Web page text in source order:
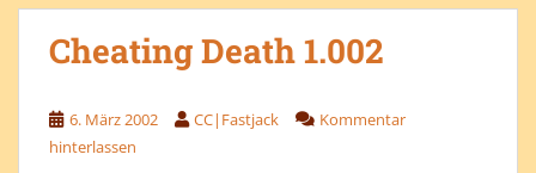
Cheating Death 1.002
6. März 2002 CC|Fastjack
Kommentar
hinterlassen